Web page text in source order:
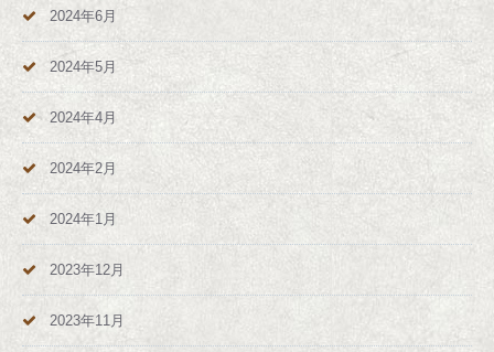
2024年6月
2024年5月
2024年4月
2024年2月
2024年1月
2023年12月
2023年11月